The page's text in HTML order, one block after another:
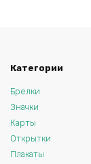
Категории
Брелки
Значки
Карты
Открытки
Плакаты